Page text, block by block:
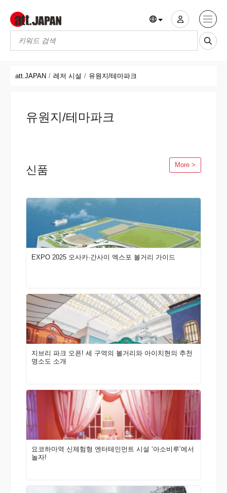
Translations title cont
att.JAPAN 레저 시설 유원지/테마파크
유원지/테마파크
신품 More >
EXPO 2025 오사카·간사이 엑스포 볼거리 가이드
지브리 파크 오픈! 세 구역의 볼거리와 아이치현의 추천
명소도 소개
요코하마역 신체험형 엔터테인먼트 시설 ‘아소비루’에서
놀자!